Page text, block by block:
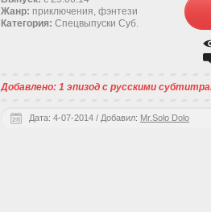
Жанр: приключения, фэнтези
Категория: Спецвыпуски Cуб.
Добавлено: 1 эпизод с русскими
Дата: 4-07-2014 / Добавил: Mr.Solo Dolo